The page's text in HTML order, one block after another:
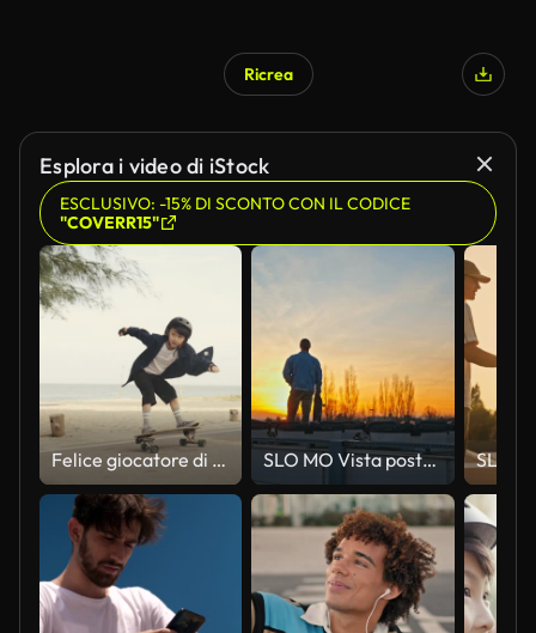
Ricrea
Esplora i video di iStock
ESCLUSIVO: -15% DI SCONTO CON IL CODICE
"COVERR15"
Felice giocatore di skateboard da surf di famiglia divertirsi all'aperto. SLO MO Vista posteriore del giovane con skateboard in piedi sulla terrazza dell'edificio di fronte a un bellissimo tramonto